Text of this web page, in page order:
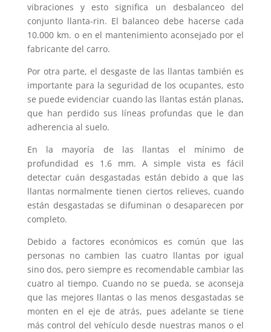
vibraciones y esto significa un desbalanceo del
conjunto llanta-rin. El balanceo debe hacerse cada
10.000 km. o en el mantenimiento aconsejado por el
fabricante del carro.
Por otra parte, el desgaste de las llantas también es
importante para la seguridad de los ocupantes, esto
se puede evidenciar cuando las llantas están planas,
que han perdido sus líneas profundas que le dan
adherencia al suelo.
En la mayoría de las llantas el mínimo de
profundidad es 1.6 mm. A simple vista es fácil
detectar cuán desgastadas están debido a que las
llantas normalmente tienen ciertos relieves, cuando
están desgastadas se difuminan o desaparecen por
completo.
Debido a factores económicos es común que las
personas no cambien las cuatro llantas por igual
sino dos, pero siempre es recomendable cambiar las
cuatro al tiempo. Cuando no se pueda, se aconseja
que las mejores llantas o las menos desgastadas se
monten en el eje de atrás, pues adelante se tiene
más control del vehículo desde nuestras manos o el